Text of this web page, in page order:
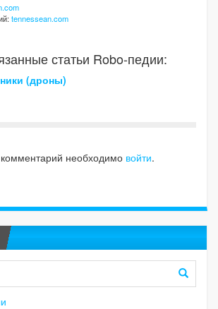
tennessean.com
статьи Robo-педии:
(дроны)
необходимо войти.